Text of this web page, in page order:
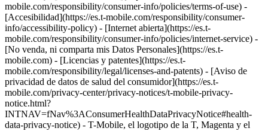
mobile.com/responsibility/consumer-info/policies/terms-of-use) -
[Accesibilidad](https://es.t-mobile.com/responsibility/consumer-
info/accessibility-policy) - [Internet abierta](https://es.t-
mobile.com/responsibility/consumer-info/policies/internet-service) -
[No venda, ni comparta mis Datos Personales](https://es.t-
mobile.com) - [Licencias y patentes](https://es.t-
mobile.com/responsibility/legal/licenses-and-patents) - [Aviso de
privacidad de datos de salud del consumidor](https://es.t-
mobile.com/privacy-center/privacy-notices/t-mobile-privacy-
notice.html?
INTNAV=fNav%3AConsumerHealthDataPrivacyNotice#health-
data-privacy-notice) - T-Mobile, el logotipo de la T, Magenta y el